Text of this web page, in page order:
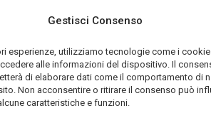
Gestisci Consenso
esperienze, utilizziamo tecnologie come i
alle informazioni del dispositivo. Il
di elaborare dati come il comportamento di
Non acconsentire o ritirare il consenso può
caratteristiche e funzioni.